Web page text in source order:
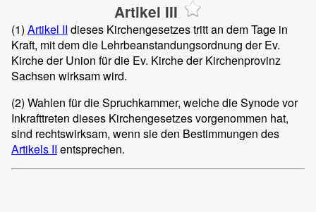
Artikel III
(1) Artikel II dieses Kirchengesetzes tritt an dem Tage in
Kraft, mit dem die Lehrbeanstandungsordnung der Ev.
Kirche der Union für die Ev. Kirche der Kirchenprovinz
Sachsen wirksam wird.
(2) Wahlen für die Spruchkammer, welche die Synode vor
Inkrafttreten dieses Kirchengesetzes vorgenommen hat,
sind rechtswirksam, wenn sie den Bestimmungen des
Artikels II entsprechen.